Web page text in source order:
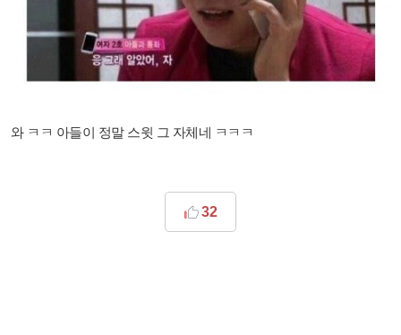
와 ㅋㅋ 아들이 정말 스윗 그 자체네 ㅋㅋㅋ
32